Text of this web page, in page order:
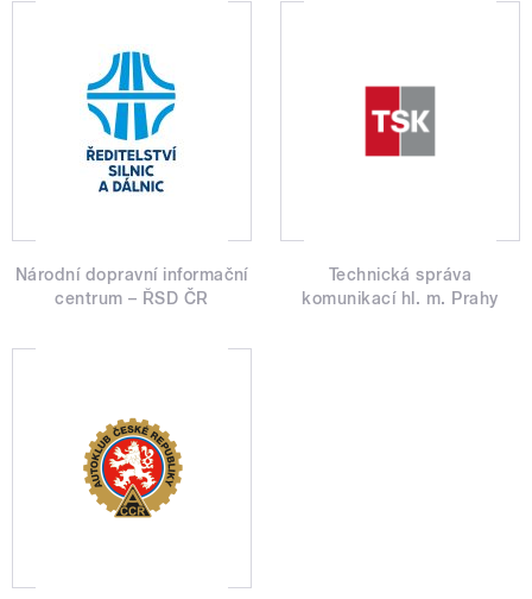
Národní dopravní informační
centrum – ŘSD ČR
Technická správa
komunikací hl. m. Prahy